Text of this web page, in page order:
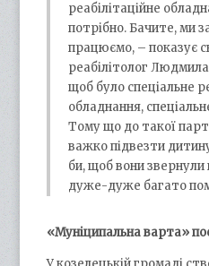
реабілітаційне
потрібно. Бачите, ми
працюємо, – показує
реабілітолог
щоб було спеціальне
обладнання,
Тому що до такої
важко підвезти
би, щоб вони звернули
дуже-дуже багато
«Муніципальна варта»